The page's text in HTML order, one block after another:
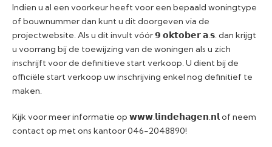
Indien u al een voorkeur heeft voor een bepaald woningtype
of bouwnummer dan kunt u dit doorgeven via de
projectwebsite. Als u dit invult vóór 𝟵 𝗼𝗸𝘁𝗼𝗯𝗲𝗿 𝗮.𝘀. dan krijgt
u voorrang bij de toewijzing van de woningen als u zich
inschrijft voor de definitieve start verkoop. U dient bij de
officiële start verkoop uw inschrijving enkel nog definitief te
maken.
Kijk voor meer informatie op 𝘄𝘄𝘄.𝗹𝗶𝗻𝗱𝗲𝗵𝗮𝗴𝗲𝗻.𝗻𝗹 of neem
contact op met ons kantoor 046-2048890!